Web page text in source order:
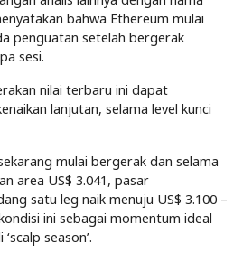
bahwa Ethereum mulai
penguatan setelah bergerak
sesi.
nilai terbaru ini dapat
lanjutan, selama level kunci
mulai bergerak dan selama
area US$ 3.041, pasar
satu leg naik menuju US$ 3.100 –
ini sebagai momentum ideal
season’.